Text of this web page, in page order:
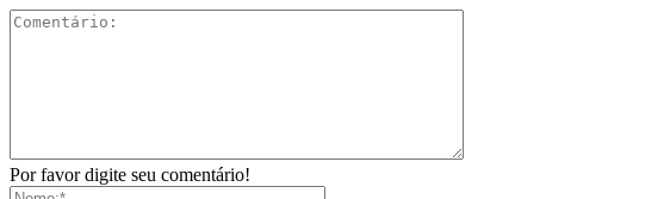
Por favor digite seu comentário!